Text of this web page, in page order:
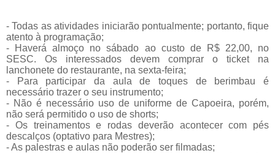
- Todas as atividades iniciarão pontualmente; portanto, fique
atento à programação;
- Haverá almoço no sábado ao custo de R$ 22,00, no
SESC. Os interessados devem comprar o ticket na
lanchonete do restaurante, na sexta-feira;
- Para participar da aula de toques de berimbau é
necessário trazer o seu instrumento;
- Não é necessário uso de uniforme de Capoeira, porém,
não será permitido o uso de shorts;
- Os treinamentos e rodas deverão acontecer com pés
descalços (optativo para Mestres);
- As palestras e aulas não poderão ser filmadas;